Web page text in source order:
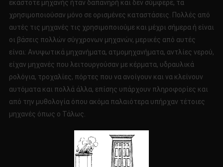
εκάστοτε μηχανής ήταν δαπανηρή και δεν σύμφερε, τα
χρησιμοποιούσαν μόνο σε ορισμένες καταστάσεις. Πολλές από
αυτές τις μηχανές τις χρησιμοποιούμε και μέχρι σήμερα ή είναι
οι βάσεις πολλών σύγχρονων μηχανών, μερικές από αυτές
είναι: Ανυψωτικά μηχανήματα, ατμομηχανήματα, αντλίες νερού,
είχαν μηχανές που λειτουργούσαν με κέρματα, υδραυλικά
ρολόγια, τροχαλίες, πόρτες που να ανοίγουν και να κλείνουν
αυτόματα και πολλά άλλα, επίσης υπάρχουν πληροφορίες και
από την μυθολογία όπου ακόμα παλαιότερα υπήρχαν τέτοιες
μηχανές όπως ο Τάλως.